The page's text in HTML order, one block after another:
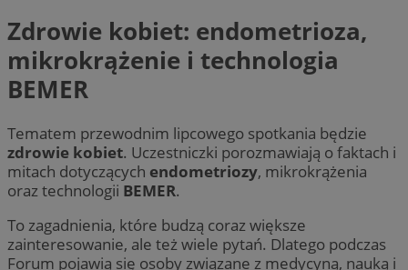
Zdrowie kobiet: endometrioza,
mikrokrążenie i technologia
BEMER
Tematem przewodnim lipcowego spotkania będzie
zdrowie kobiet. Uczestniczki porozmawiają o faktach i
mitach dotyczących endometriozy, mikrokrążenia
oraz technologii BEMER.
To zagadnienia, które budzą coraz większe
zainteresowanie, ale też wiele pytań. Dlatego podczas
Forum pojawią się osoby związane z medycyną, nauką i